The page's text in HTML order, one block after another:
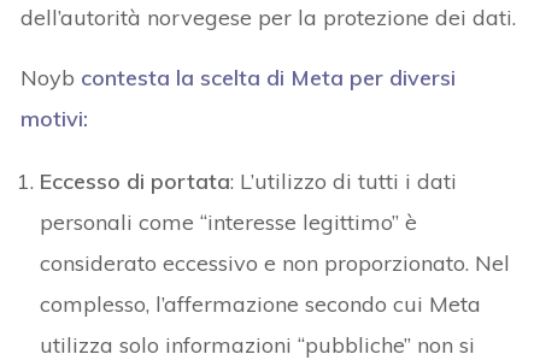
dell’autorità norvegese per la protezione dei dati.
Noyb contesta la scelta di Meta per diversi
motivi:
Eccesso di portata: L’utilizzo di tutti i dati
personali come “interesse legittimo” è
considerato eccessivo e non proporzionato. Nel
complesso, l’affermazione secondo cui Meta
utilizza solo informazioni “pubbliche” non si